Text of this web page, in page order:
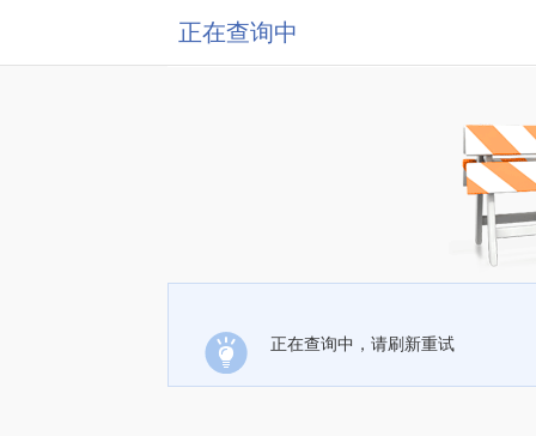
正在查询中
正在查询中，请刷新重试